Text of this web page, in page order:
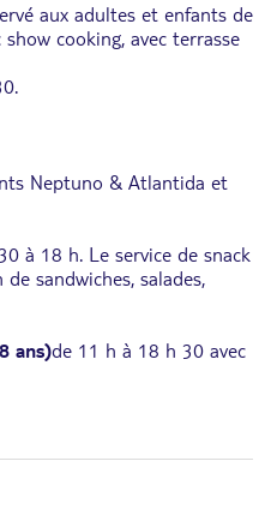
aux adultes et enfants de
cooking, avec terrasse
Neptuno & Atlantida et
à 18 h. Le service de snack
sandwiches, salades,
ans)de 11 h à 18 h 30 avec